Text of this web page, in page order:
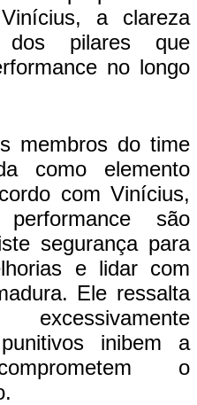
a clareza
pilares que
no longo
membros do time
como elemento
com Vinícius,
são
segurança para
e lidar com
Ele ressalta
inibem a
o